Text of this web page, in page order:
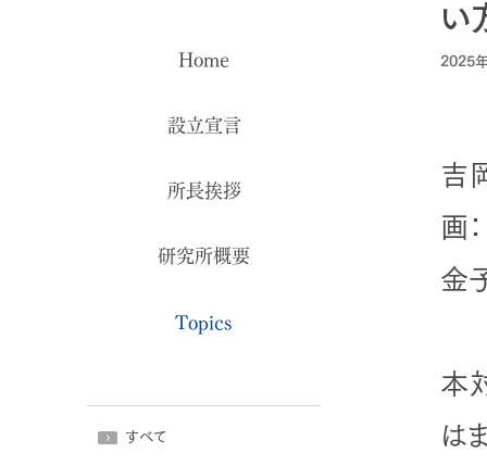
い
2025
吉
画
金
本
は
Home
設立宣言
所長挨拶
研究所概要
Topics
すべて